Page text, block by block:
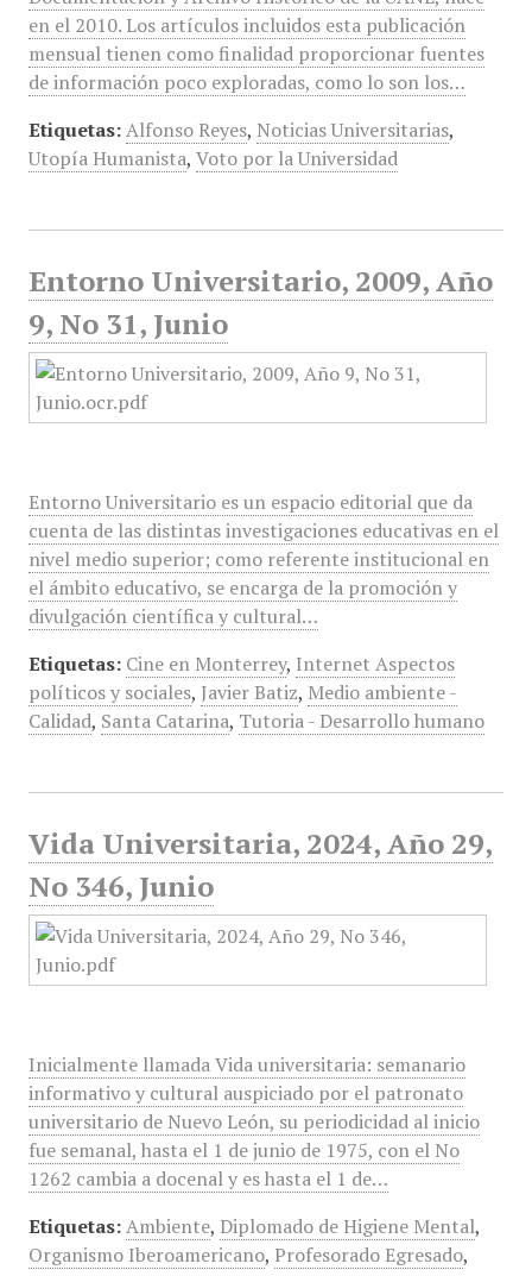
en el 2010. Los artículos incluidos esta publicación
mensual tienen como finalidad proporcionar fuentes
de información poco exploradas, como lo son los…
Etiquetas: Alfonso Reyes, Noticias Universitarias,
Utopía Humanista, Voto por la Universidad
Entorno Universitario, 2009, Año
9, No 31, Junio
Entorno Universitario es un espacio editorial que da
cuenta de las distintas investigaciones educativas en el
nivel medio superior; como referente institucional en
el ámbito educativo, se encarga de la promoción y
divulgación científica y cultural…
Etiquetas: Cine en Monterrey, Internet Aspectos
políticos y sociales, Javier Batiz, Medio ambiente -
Calidad, Santa Catarina, Tutoria - Desarrollo humano
Vida Universitaria, 2024, Año 29,
No 346, Junio
Inicialmente llamada Vida universitaria: semanario
informativo y cultural auspiciado por el patronato
universitario de Nuevo León, su periodicidad al inicio
fue semanal, hasta el 1 de junio de 1975, con el No
1262 cambia a docenal y es hasta el 1 de…
Etiquetas: Ambiente, Diplomado de Higiene Mental,
Organismo Iberoamericano, Profesorado Egresado,